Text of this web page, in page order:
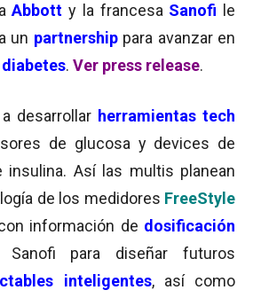
Abbott y la francesa Sanofi le
un partnershippara avanzar en
diabetes. Ver press release.
desarrollar herramientas tech
de glucosa y devices de
insulina. Así las multis planean
de los medidores FreeStyle
información de dosificación
para diseñar futuros
inteligentes, así como